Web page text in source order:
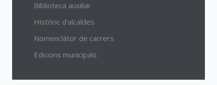
Biblioteca auxiliar
Històric d'alcaldes
Nomenclàtor de carrers
Edicions municipals